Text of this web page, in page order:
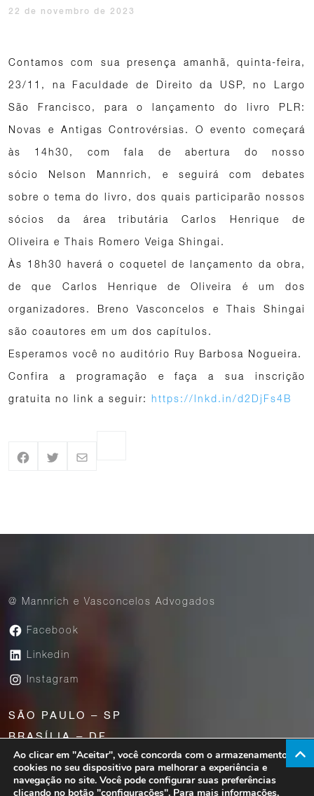
22 de novembro de 2023
Contamos com sua presença amanhã, quinta-feira,
23/11, na Faculdade de Direito da USP, no Largo
São Francisco, para o lançamento do livro PLR:
Novas e Antigas Controvérsias. O evento começará
às 14h30, com fala de abertura do nosso
sócio Nelson Mannrich, e seguirá com debates
sobre o tema do livro, dos quais participarão nossos
sócios da área tributária Carlos Henrique de
Oliveira e Thais Romero Veiga Shingai.
Às 18h30 haverá o coquetel de lançamento da obra,
de que Carlos Henrique de Oliveira é um dos
organizadores. Breno Vasconcelos e Thais Shingai
são coautores em um dos capítulos.
Esperamos você no auditório Ruy Barbosa Nogueira.
Confira a programação e faça a sua inscrição
gratuita no link a seguir: https://lnkd.in/d2DjFs4B
@ Mannrich e Vasconcelos Advogados
Facebook
Linkedin
Instagram
SÃO PAULO – SP
BRASÍLIA – DF
UBERABA – MG
Ao clicar em "Aceitar", você concorda com o armazenamento de
cookies no seu dispositivo para melhorar a experiência e
navegação no site. Você pode configurar suas preferências
clicando no botão "configurações". Para mais informações,